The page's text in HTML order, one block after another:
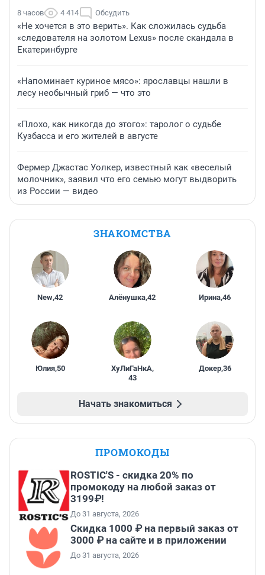
8 часов 4 414 Обсудить
«Не хочется в это верить». Как сложилась судьба
«следователя на золотом Lexus» после скандала в
Екатеринбурге
«Напоминает куриное мясо»: ярославцы нашли в
лесу необычный гриб — что это
«Плохо, как никогда до этого»: таролог о судьбе
Кузбасса и его жителей в августе
Фермер Джастас Уолкер, известный как «веселый
молочник», заявил что его семью могут выдворить
из России — видео
ЗНАКОМСТВА
New,42 Алёнушка,42 Ирина,46
Юлия,50 ХуЛиГаНкА,
43
Докер,36
Начать знакомиться
ПРОМОКОДЫ
ROSTIC'S - скидка 20% по
промокоду на любой заказ от
3199₽!
До 31 августа, 2026
Скидка 1000 ₽ на первый заказ от
3000 ₽ на сайте и в приложении
До 31 августа, 2026